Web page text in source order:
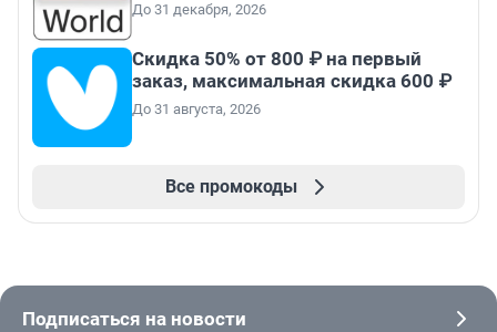
До 31 декабря, 2026
Скидка 50% от 800 ₽ на первый
заказ, максимальная скидка 600 ₽
До 31 августа, 2026
Все промокоды
Подписаться на новости